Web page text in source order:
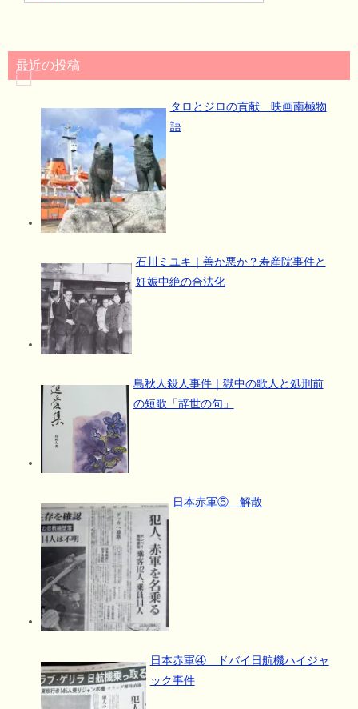
最近の投稿
タロとジロの貢献 映画南極物
語
石川ミユキ｜善か悪か？寿産院事件と
妊娠中絶の合法化
島秋人殺人事件｜獄中の歌人と処刑前
の短歌「辞世の句」
日本赤軍⑤ 解散
日本赤軍④ ドバイ日航機ハイジャ
ック事件